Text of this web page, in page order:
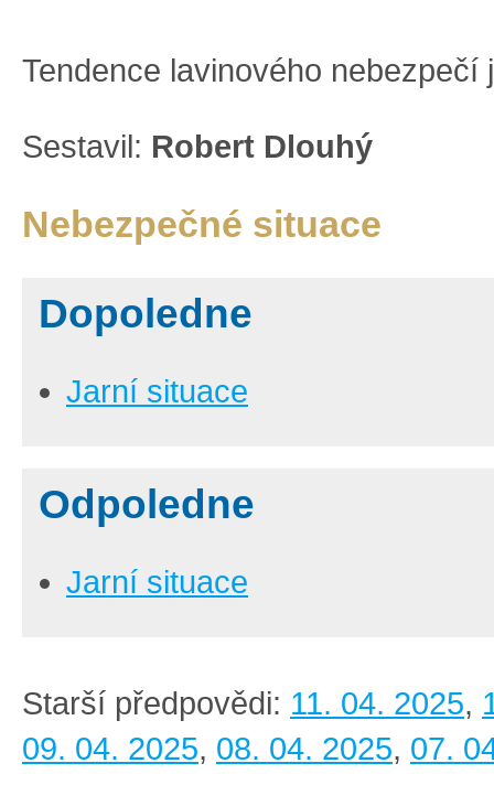
Tendence lavinového nebezpečí
Sestavil: Robert Dlouhý
Nebezpečné situace
Dopoledne
Jarní situace
Odpoledne
Jarní situace
Starší předpovědi: 11. 04. 2025,
09. 04. 2025, 08. 04. 2025, 07.